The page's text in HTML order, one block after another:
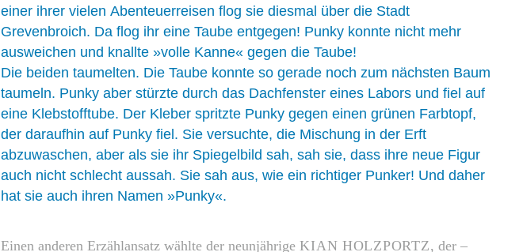
einer ihrer vielen Abenteuerreisen flog sie diesmal über die Stadt
Grevenbroich. Da flog ihr eine Taube entgegen! Punky konnte nicht mehr
ausweichen und knallte »volle Kanne« gegen die Taube!
Die beiden taumelten. Die Taube konnte so gerade noch zum nächsten Baum
taumeln. Punky aber stürzte durch das Dachfenster eines Labors und fiel auf
eine Klebstofftube. Der Kleber spritzte Punky gegen einen grünen Farbtopf,
der daraufhin auf Punky fiel. Sie versuchte, die Mischung in der Erft
abzuwaschen, aber als sie ihr Spiegelbild sah, sah sie, dass ihre neue Figur
auch nicht schlecht aussah. Sie sah aus, wie ein richtiger Punker! Und daher
hat sie auch ihren Namen »Punky«.
Einen anderen Erzählansatz wählte der neunjährigeKIAN HOLZPORTZ, der –